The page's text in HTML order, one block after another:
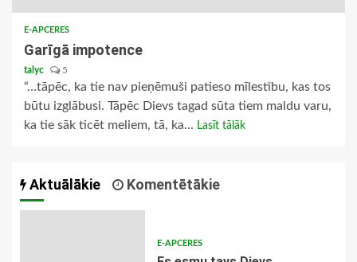
E-APCERES
Garīgā impotence
talyc 5
“…tāpēc, ka tie nav pieņēmuši patieso mīlestību, kas tos
būtu izglābusi. Tāpēc Dievs tagad sūta tiem maldu varu,
ka tie sāk ticēt meliem, tā, ka... Lasīt tālāk
Aktuālākie Komentētākie
E-APCERES